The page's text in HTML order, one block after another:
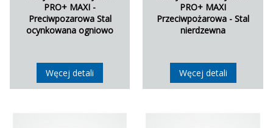
PRO+ MAXI -
Preciwpozarowa Stal
ocynkowana ogniowo
Węcej detali
PRO+ MAXI
Przeciwpożarowa - Stal
nierdzewna
Węcej detali